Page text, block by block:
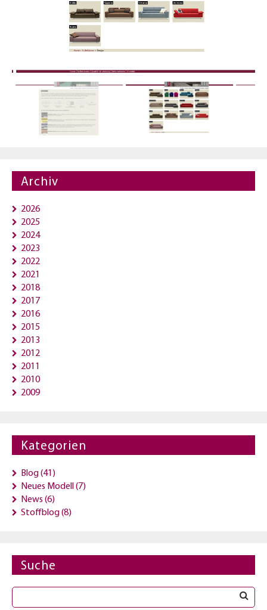
Archiv
2026
2025
2024
2023
2022
2021
2018
2017
2016
2015
2013
2012
2011
2010
2009
Kategorien
Blog(41)
Neues Modell (7)
News (6)
Stoffblog(8)
Suche